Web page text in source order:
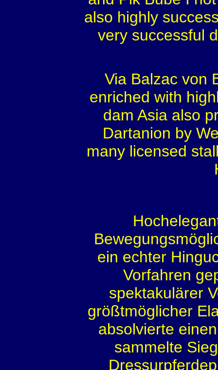
also highly
very successful
Via Balzac von
enriched with
dam Asia also
Dartanion by
many licensed
ein echter
Vorfahren
spektakulärer
größtmöglicher
absolvierte
sammelte